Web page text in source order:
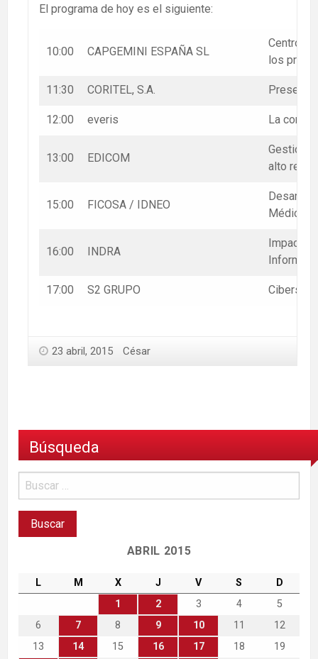
El programa de hoy es el siguiente:
10:00 CAPGEMINI ESPAÑA SL
Centro
los
11:30 CORITEL, S.A.
12:00 everis La
13:00 EDICOM
Gestión
alto
15:00 FICOSA / IDNEO
Médico.
16:00 INDRA
Impacto
17:00 S2 GRUPO
23 abril, 2015 César
Búsqueda
ABRIL 2015
L M X J V S
D
1
2 3 4
5
6
7 8 9 10 11
12
13
14 15 16 17 18
19